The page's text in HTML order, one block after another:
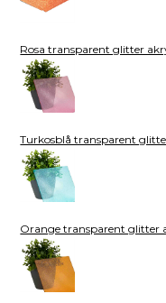
Rosa transparent glitter
Turkosblå transparent
Orange transparent glitter